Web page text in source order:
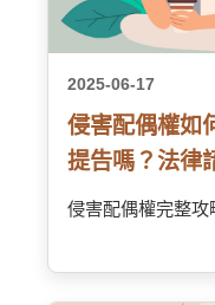
2025-06-17
侵害配偶權如
提告嗎？法律
侵害配偶權完整攻